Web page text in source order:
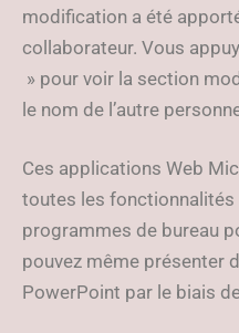
modification a été
collaborateur. Vous
» pour voir la section
le nom de l’autre
Ces applications Web
toutes les fonctionnalités
programmes de bureau
pouvez même présenter
PowerPoint par le biais